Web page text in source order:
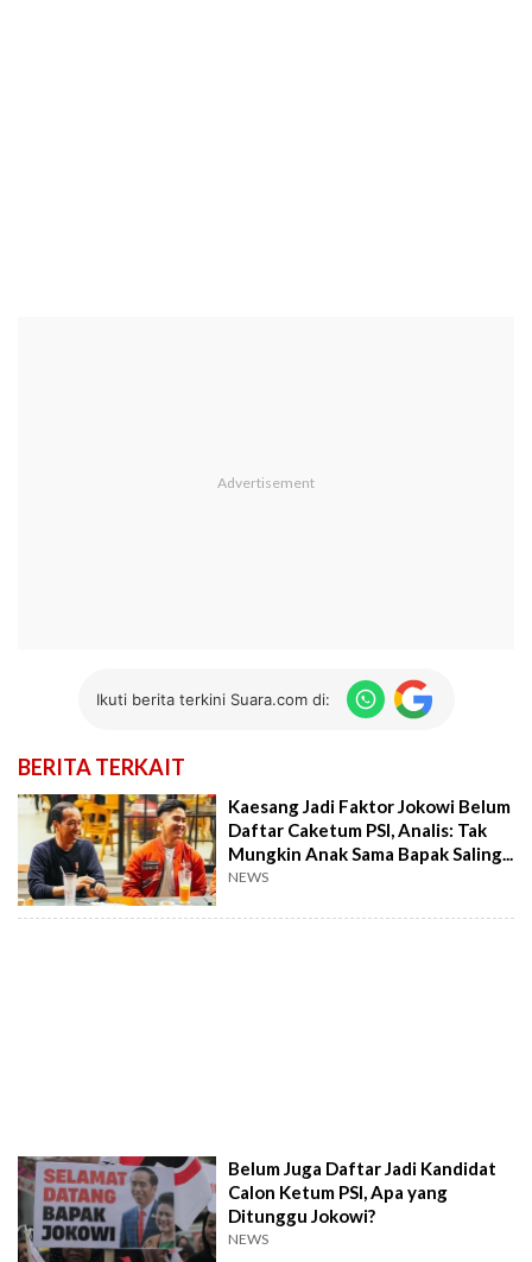
Ikuti berita terkini Suara.com di:
BERITA TERKAIT
Kaesang Jadi Faktor Jokowi Belum
Daftar Caketum PSI, Analis: Tak
Mungkin Anak Sama Bapak Saling...
NEWS
Belum Juga Daftar Jadi Kandidat
Calon Ketum PSI, Apa yang
Ditunggu Jokowi?
NEWS